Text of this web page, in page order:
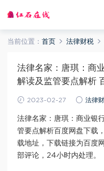
当前位置： 首页 法律财税
法律名家：唐琪：商
解读及监管要点解析
2023-02-27 法律
法律名家：唐琪：商业银
管要点解析百度网盘下载
载地址，下载链接为百度
部评论，24小时内处理。